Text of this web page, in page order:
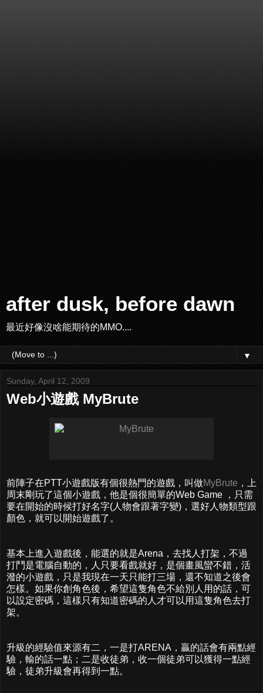
after dusk, before dawn
最近好像沒啥能期待的MMO....
▼
Sunday, April 12, 2009
Web小遊戲 MyBrute
前陣子在PTT小遊戲版有個很熱門的遊戲，叫做MyBrute ，上
周末剛玩了這個小遊戲，他是個很簡單的Web Game ，只需
要在開始的時候打好名字(人物會跟著字變)，選好人物類型跟
顏色，就可以開始遊戲了。
基本上進入遊戲後，能選的就是Arena，去找人打架，不過
打鬥是電腦自動的，人只要看戲就好，是個畫風蠻不錯，活
潑的小遊戲，只是我現在一天只能打三場，還不知道之後會
怎樣。如果你創角色後，希望這隻角色不給別人用的話，可
以設定密碼，這樣只有知道密碼的人才可以用這隻角色去打
架。
升級的經驗值來源有二，一是打ARENA，贏的話會有兩點經
驗，輸的話一點；二是收徒弟，收一個徒弟可以獲得一點經
驗，徒弟升級會再得到一點。